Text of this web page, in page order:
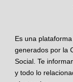
Es una
generados por la
Social. Te
y todo lo